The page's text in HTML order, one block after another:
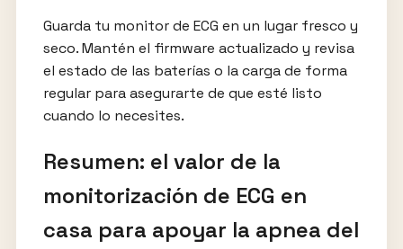
Guarda tu monitor de ECG en un lugar fresco y
seco. Mantén el firmware actualizado y revisa
el estado de las baterías o la carga de forma
regular para asegurarte de que esté listo
cuando lo necesites.
Resumen: el valor de la
monitorización de ECG en
casa para apoyar la apnea del